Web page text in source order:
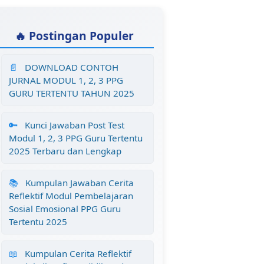
🔥 Postingan Populer
📄
DOWNLOAD CONTOH
JURNAL MODUL 1, 2, 3 PPG
GURU TERTENTU TAHUN 2025
🔑
Kunci Jawaban Post Test
Modul 1, 2, 3 PPG Guru Tertentu
2025 Terbaru dan Lengkap
📚
Kumpulan Jawaban Cerita
Reflektif Modul Pembelajaran
Sosial Emosional PPG Guru
Tertentu 2025
📖
Kumpulan Cerita Reflektif